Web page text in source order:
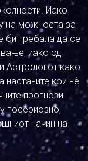
Иако
на можноста за
би требала да се
иако од
Астрологот како
кои нѐ
прогнози.
посериозно,
начин на